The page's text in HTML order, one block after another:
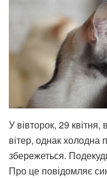
У вівторок, 29
вітер, однак холодна
збережеться.
Про це повідомляє